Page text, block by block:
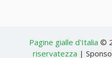
Pagine gialle d'Italia ©
riservatezza |